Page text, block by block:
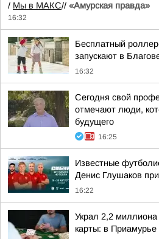
/ Мы в МАКС// «Амурская правда»
16:32
Бесплатный
запускают в
16:32
Сегодня свой
отмечают люди,
будущего
16:25
Известные
Денис Глушаков
16:22
Украл 2,2 миллиона
карты: в